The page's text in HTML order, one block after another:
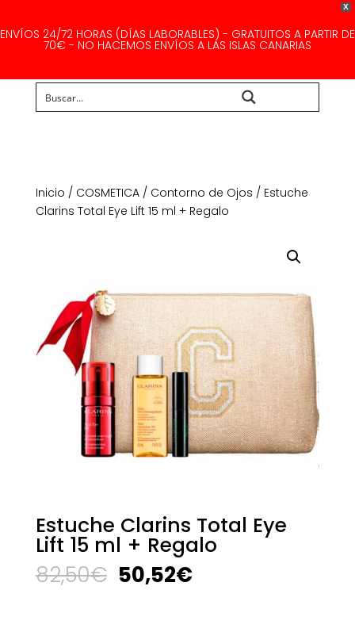
X
ENVÍOS 24/72 HORAS (DÍAS LABORABLES) - GRATUITOS A PARTIR DE
70€ - NO HACEMOS ENVÍOS A LAS ISLAS CANARIAS
Inicio / COSMETICA/ Contorno de Ojos / Estuche
Clarins Total Eye Lift 15 ml + Regalo
Estuche Clarins Total Eye
Lift 15 ml + Regalo
82,50€ El
precio
50,52€El